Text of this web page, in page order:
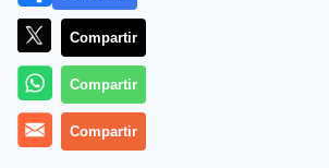
Más información
Compartir
Compartir
Compartir